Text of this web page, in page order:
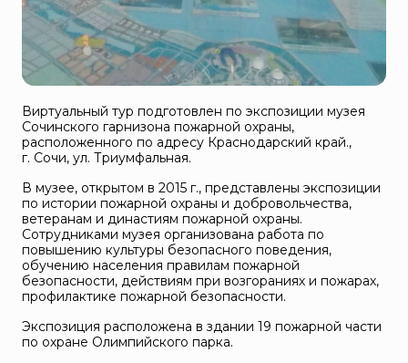
Виртуальный тур подготовлен по экспозиции музея
Сочинского гарнизона пожарной охраны,
расположенного по адресу Краснодарский край.,
г. Сочи, ул. Триумфальная.
В музее, открытом в 2015 г., представлены экспозиции
по истории пожарной охраны и добровольчества,
ветеранам и династиям пожарной охраны.
Сотрудниками музея организована работа по
повышению культуры безопасного поведения,
обучению населения правилам пожарной
безопасности, действиям при возгораниях и пожарах,
профилактике пожарной безопасности.
Экспозиция расположена в здании 19 пожарной части
по охране Олимпийского парка.